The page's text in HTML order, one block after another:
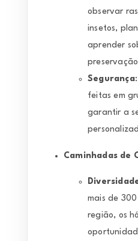
observar
insetos,
aprender
Segurança
feitas em
garantir a
Caminhadas de
mais de
região, os